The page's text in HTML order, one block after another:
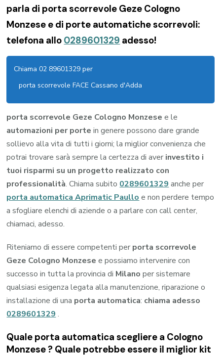
parla di porta scorrevole Geze Cologno
Monzese e di porte automatiche scorrevoli:
telefona allo 0289601329 adesso!
Chiama 02 89601329 per
porta scorrevole FACE Cassano d'Adda
porta scorrevole Geze Cologno Monzesee le
automazioni per portein genere possono dare grande
sollievo alla vita di tutti i giorni; la miglior convenienza che
potrai trovare sarà sempre la certezza di aver investito i
tuoi risparmi su un progetto realizzato con
professionalità. Chiama subito 0289601329 anche per
porta automatica Aprimatic Paullo e non perdere tempo
a sfogliare elenchi di aziende o a parlare con call center,
chiamaci, adesso.
Riteniamo di essere competenti per porta scorrevole
Geze Cologno Monzese e possiamo intervenire con
successo in tutta la provincia di Milanoper sistemare
qualsiasi esigenza legata alla manutenzione, riparazione o
installazione di una porta automatica: chiama adesso
0289601329 .
Quale porta automatica scegliere a Cologno
Monzese ? Quale potrebbe essere il miglior kit